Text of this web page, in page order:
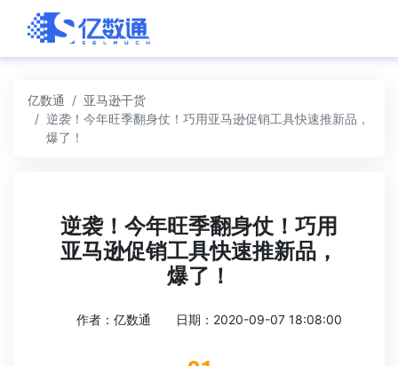
亿数通
亚马逊干货
逆袭！今年旺季翻身仗！巧用亚马逊促销工具快速推新品，
爆了！
逆袭！今年旺季翻身仗！巧用
亚马逊促销工具快速推新品，
爆了！
作者：亿数通 日期：2020-09-07 18:08:00